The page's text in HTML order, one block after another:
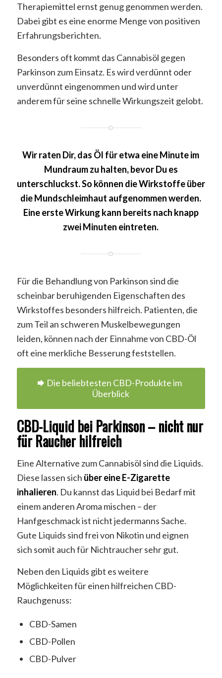
Therapiemittel ernst genug genommen werden.
Dabei gibt es eine enorme Menge von positiven
Erfahrungsberichten.
Besonders oft kommt das Cannabisöl gegen
Parkinson zum Einsatz. Es wird verdünnt oder
unverdünnt eingenommen und wird unter
anderem für seine schnelle Wirkungszeit gelobt.
Wir raten Dir, das Öl für etwa eine Minute im
Mundraum zu halten, bevor Du es
unterschluckst. So können die Wirkstoffe über
die Mundschleimhaut aufgenommen werden.
Eine erste Wirkung kann bereits nach knapp
zwei Minuten eintreten.
Für die Behandlung von Parkinson sind die
scheinbar beruhigenden Eigenschaften des
Wirkstoffes besonders hilfreich. Patienten, die
zum Teil an schweren Muskelbewegungen
leiden, können nach der Einnahme von CBD-Öl
oft eine merkliche Besserung feststellen.
Die beliebtesten CBD-Produkte im
Überblick
CBD-Liquid bei Parkinson – nicht nur
für Raucher hilfreich
Eine Alternative zum Cannabisöl sind die Liquids.
Diese lassen sich über eine E-Zigarette
inhalieren. Du kannst das Liquid bei Bedarf mit
einem anderen Aroma mischen – der
Hanfgeschmack ist nicht jedermanns Sache.
Gute Liquids sind frei von Nikotin und eignen
sich somit auch für Nichtraucher sehr gut.
Neben den Liquids gibt es weitere
Möglichkeiten für einen hilfreichen CBD-
Rauchgenuss:
CBD-Samen
CBD-Pollen
CBD-Pulver